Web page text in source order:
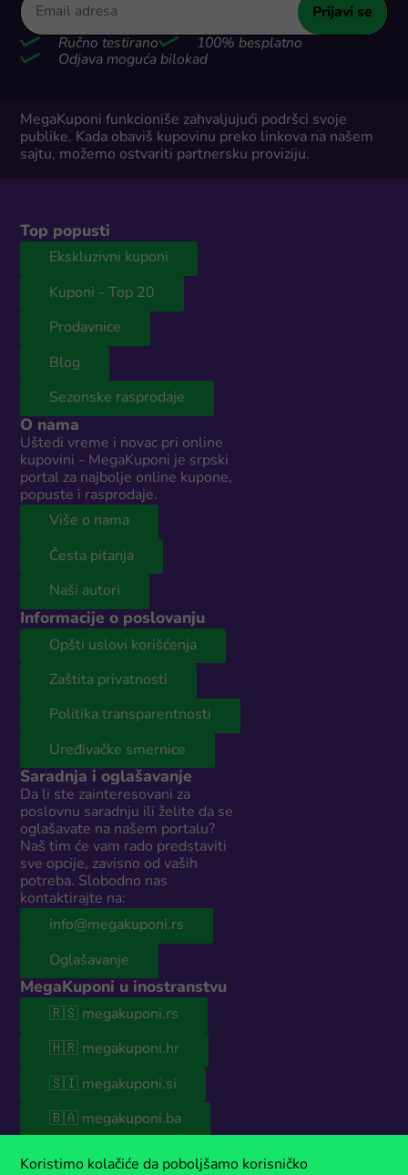
Prijavi se
Ručno testirano
100% besplatno
Odjava moguća bilokad
MegaKuponi funkcioniše zahvaljujući podršci svoje
publike. Kada obaviš kupovinu preko linkova na našem
sajtu, možemo ostvariti partnersku proviziju.
Top popusti
Ekskluzivni kuponi
Kuponi - Top 20
Prodavnice
Blog
Sezonske rasprodaje
O nama
Uštedi vreme i novac pri online
kupovini - MegaKuponi je srpski
portal za najbolje online kupone,
popuste i rasprodaje.
Više o nama
Česta pitanja
Naši autori
Informacije o poslovanju
Opšti uslovi korišćenja
Zaštita privatnosti
Politika transparentnosti
Uređivačke smernice
Saradnja i oglašavanje
Da li ste zainteresovani za
poslovnu saradnju ili želite da se
oglašavate na našem portalu?
Naš tim će vam rado predstaviti
sve opcije, zavisno od vaših
potreba. Slobodno nas
kontaktirajte na:
info@megakuponi.rs
Oglašavanje
MegaKuponi u inostranstvu
🇷🇸 megakuponi.rs
🇭🇷 megakuponi.hr
🇸🇮 megakuponi.si
🇧🇦 megakuponi.ba
Koristimo kolačiće da poboljšamo korisničko